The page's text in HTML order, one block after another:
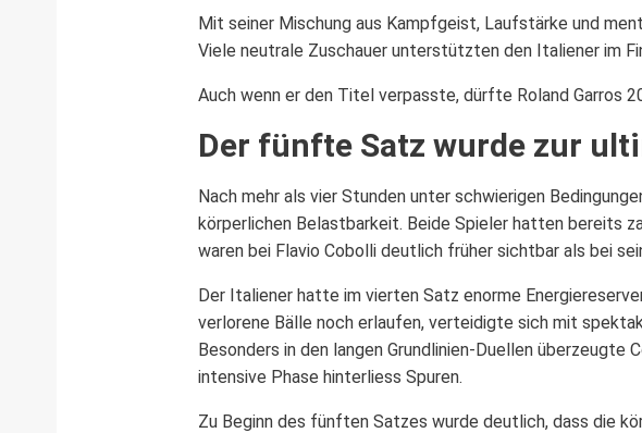
Mit seiner Mischung aus Kampfgeist, Laufstärke und
Viele neutrale Zuschauer unterstützten den Italiener im
Auch wenn er den Titel verpasste, dürfte Roland Garros
Der fünfte Satz wurde zur
Nach mehr als vier Stunden unter schwierigen
körperlichen Belastbarkeit. Beide Spieler hatten bereits
waren bei Flavio Cobolli deutlich früher sichtbar als bei
Der Italiener hatte im vierten Satz enorme
verlorene Bälle noch erlaufen, verteidigte sich mit
Besonders in den langen Grundlinien-Duellen
intensive Phase hinterliess Spuren.
Zu Beginn des fünften Satzes wurde deutlich, dass die